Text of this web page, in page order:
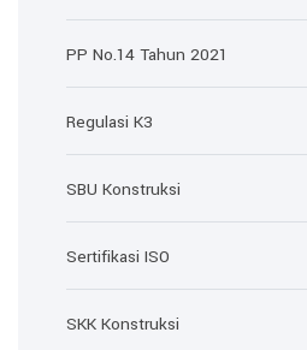
PP No.14 Tahun 2021
Regulasi K3
SBU Konstruksi
Sertifikasi ISO
SKK Konstruksi